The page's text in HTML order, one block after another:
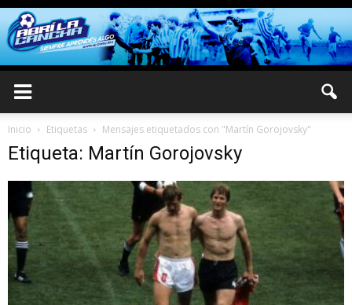
Inicio Etiquetas Mensajes etiquetados con "Martín Gorojovsky"
Etiqueta: Martín Gorojovsky